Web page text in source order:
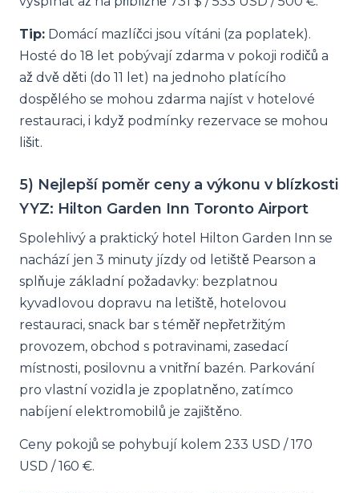
Tip: Domácí mazlíčci jsou vítáni (za poplatek).
Hosté do 18 let pobývají zdarma v pokoji rodičů a
až dvě děti (do 11 let) na jednoho platícího
dospělého se mohou zdarma najíst v hotelové
restauraci, i když podmínky rezervace se mohou
lišit.
5) Nejlepší poměr ceny a výkonu v blízkosti
YYZ: Hilton Garden Inn Toronto Airport
Spolehlivý a praktický hotel Hilton Garden Inn se
nachází jen 3 minuty jízdy od letiště Pearson a
splňuje základní požadavky: bezplatnou
kyvadlovou dopravu na letiště, hotelovou
restauraci, snack bar s téměř nepřetržitým
provozem, obchod s potravinami, zasedací
místnosti, posilovnu a vnitřní bazén. Parkování
pro vlastní vozidla je zpoplatněno, zatímco
nabíjení elektromobilů je zajištěno.
Ceny pokojů se pohybují kolem 233 USD / 170
USD / 160 €.